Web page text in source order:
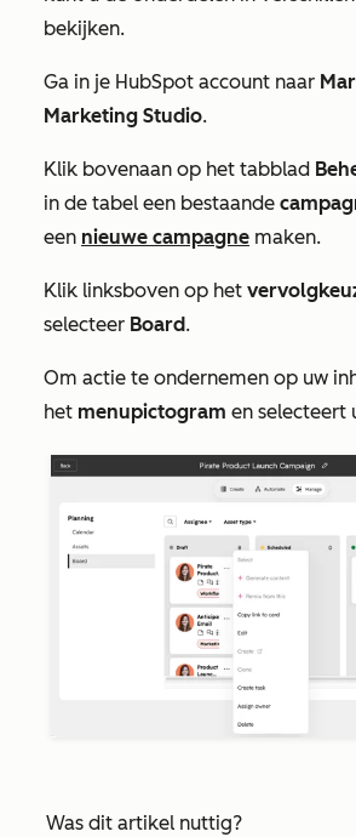
bekijken.
Ga in je HubSpot account naar
Marketing Studio.
Klik bovenaan op het tabblad
in de tabel een bestaande
een nieuwe campagne maken.
Klik linksboven op het
selecteer Board.
Om actie te ondernemen op uw
het menupictogram en selecteert
Was dit artikel nuttig?